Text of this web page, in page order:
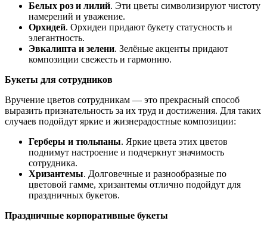
Белых роз и лилий. Эти цветы символизируют чистоту
намерений и уважение.
Орхидей. Орхидеи придают букету статусность и
элегантность.
Эвкалипта и зелени. Зелёные акценты придают
композиции свежесть и гармонию.
Букеты для сотрудников
Вручение цветов сотрудникам — это прекрасный способ
выразить признательность за их труд и достижения. Для таких
случаев подойдут яркие и жизнерадостные композиции:
Герберы и тюльпаны. Яркие цвета этих цветов
поднимут настроение и подчеркнут значимость
сотрудника.
Хризантемы. Долговечные и разнообразные по
цветовой гамме, хризантемы отлично подойдут для
праздничных букетов.
Праздничные корпоративные букеты